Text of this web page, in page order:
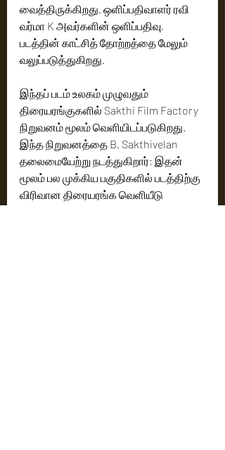
வைத்திருக்கிறது. ஒளிப்பதிவாளர் ரவி
வர்மா K அவர்களின் ஒளிப்பதிவு,
படத்தின் காட்சித் தோற்றத்தை மேலும்
வலுப்படுத்துகிறது.
இந்தப் படம் உலகம் முழுவதும்
திரையரங்குகளில் Sakthi Film Factory
நிறுவனம் மூலம் வெளியிடப்படுகிறது.
இந்த நிறுவனத்தை B. Sakthivelan
தலைமையேற்று நடத்துகிறார்; இதன்
மூலம் பல முக்கிய பகுதிகளில் படத்திற்கு
விரிவான திரையரங்க வெளியீடு